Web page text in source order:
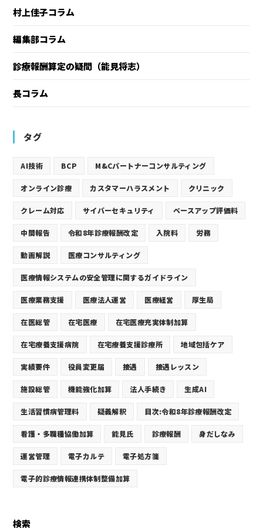
村上佳子コラム
編集部コラム
診療報酬算定の疑問（能見将志）
長コラム
タグ
AI技術 BCP M&Cパートナーコンサルティング
オンライン診療 カスタマーハラスメント クリニック
クレーム対応 サイバーセキュリティ ベースアップ評価料
中間報告 令和8年診療報酬改定 入院料 労務
動画解説 医療コンサルティング
医療情報システムの安全管理に関するガイドライン
医療業務支援 医療法人運営 医療経営 厚生局
在医総管 在宅医療 在宅医療充実体制加算
在宅療養支援病院 在宅療養支援診療所 地域包括ケア
実績要件 役員変更届 接遇 接遇レッスン
施設総管 機能強化加算 法人手続き 生成AI
生活習慣病管理料 疑義解釈 目次:令和8年診療報酬改定
看護・多職種協働加算 能見氏 診療報酬 身だしなみ
運営管理 電子カルテ 電子処方箋
電子的診療情報連携体制整備加算
検索